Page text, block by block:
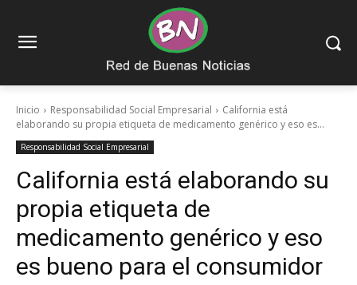
Inicio Responsabilidad Social Empresarial
California está
elaborando su propia etiqueta de medicamento genérico y eso es...
Responsabilidad Social Empresarial
California está elaborando su
propia etiqueta de
medicamento genérico y eso
es bueno para el consumidor